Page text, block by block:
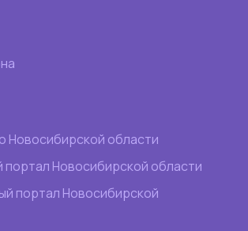
Новосибирской области
портал Новосибирской области
портал Новосибирской